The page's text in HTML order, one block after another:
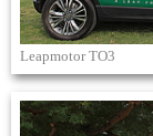
Leapmotor TO3